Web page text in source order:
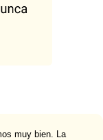
muy bien. La